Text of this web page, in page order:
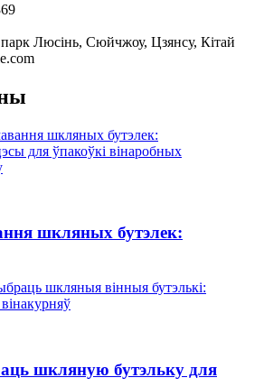
Люсінь, Сюйчжоу, Цзянсу, Кітай
шкляных бутэлек:
шкляную бутэльку для